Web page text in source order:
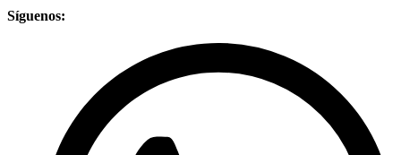
Síguenos: